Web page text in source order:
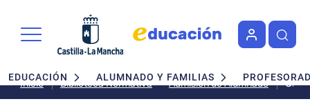
Navegación principal
EDUCACIÓN ALUMNADO Y FAMILIAS
Inicio Biblioteca Normativa Admisión de Alumnado
de